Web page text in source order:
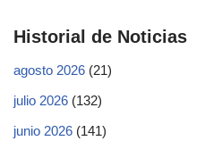
Historial de Noticias
agosto 2026 (21)
julio 2026 (132)
junio 2026 (141)